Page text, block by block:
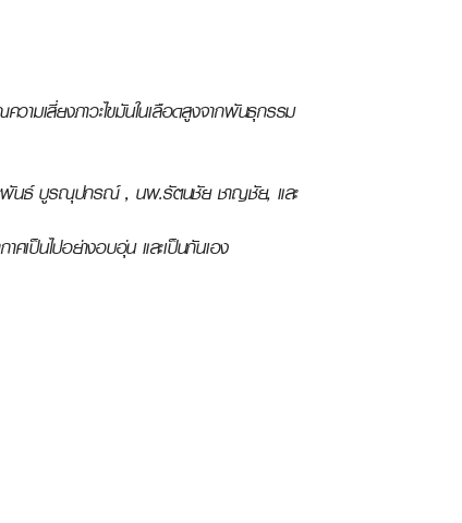
มเสี่ยงภาวะไขมันในเลือดสูงจากพันธุกรรม
ะพันธ์ บูรณุปกรณ์ , นพ.รัตนชัย ชาญชัย, และ
เป็นไปอย่างอบอุ่น และเป็นกันเอง